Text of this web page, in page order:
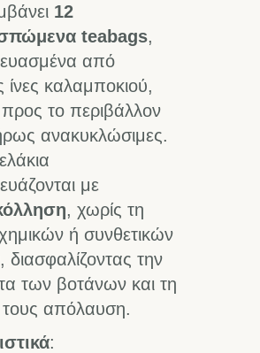
12
teabags,
από
ίνες καλαμποκιού,
προς το περιβάλλον
ανακυκλώσιμες.
με
, χωρίς τη
ή συνθετικών
διασφαλίζοντας την
των βοτάνων και τη
τους απόλαυση.
: